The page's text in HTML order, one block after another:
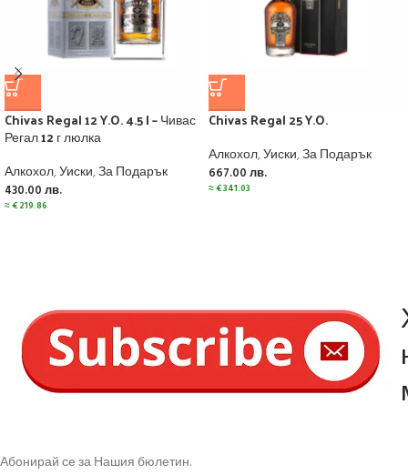
Chivas Regal 12 Y.O. 4.5 l – Чивас
Регал 12 г люлка
Алкохол,Уиски,За Подарък
430.00 лв.
≈€219.86
Chivas Regal 25 Y.O.
Алкохол,Уиски,За Подарък
667.00 лв.
≈€341.03
Абонирай се за Нашия бюлетин.